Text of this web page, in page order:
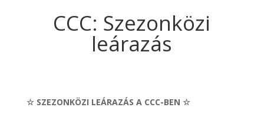
CCC: Szezonközi
leárazás
☆ SZEZONKÖZI LEÁRAZÁS A CCC-BEN ☆